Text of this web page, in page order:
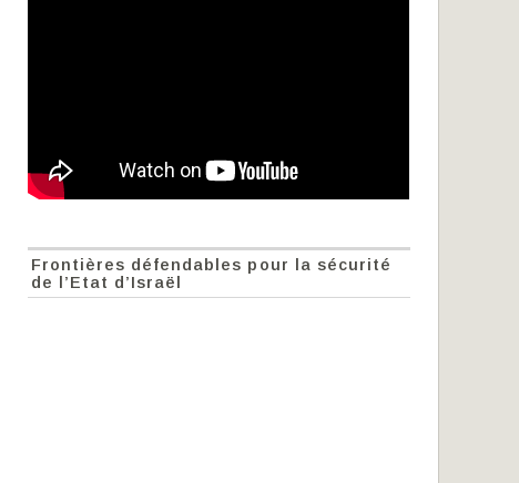
Frontières défendables pour la sécurité
de l’Etat d’Israël